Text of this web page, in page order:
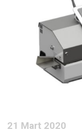
21 Mart 2020